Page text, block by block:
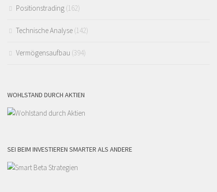
Positionstrading (162)
Technische Analyse (142)
Vermögensaufbau (394)
WOHLSTAND DURCH AKTIEN
SEI BEIM INVESTIEREN SMARTER ALS ANDERE